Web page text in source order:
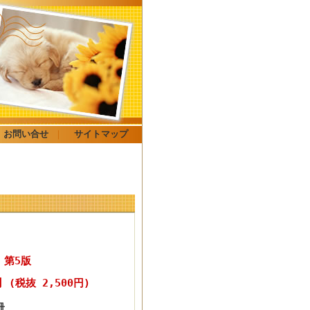
お問い合せ サイトマップ
第5版
(税抜 2,500円)